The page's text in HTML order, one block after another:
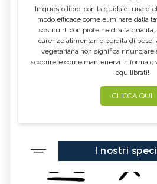
In questo libro, con la guida di una
modo efficace come eliminare dalla
sostituirli con proteine di alta
carenze alimentari o perdita di
vegetariana non significa rinunciare
scoprirete come mantenervi in forma
equilibrati!
CLICCA QUI
I nostri